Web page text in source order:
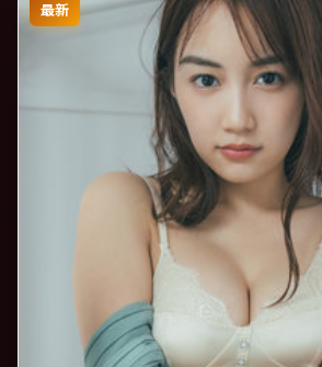
最新